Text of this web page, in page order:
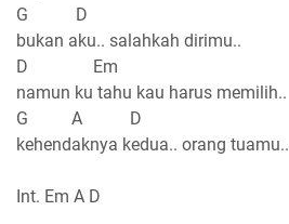
G D
bukan aku.. salahkah dirimu..
D Em
namun ku tahu kau harus memilih..
G A D
kehendaknya kedua.. orang tuamu..
Int. Em A D